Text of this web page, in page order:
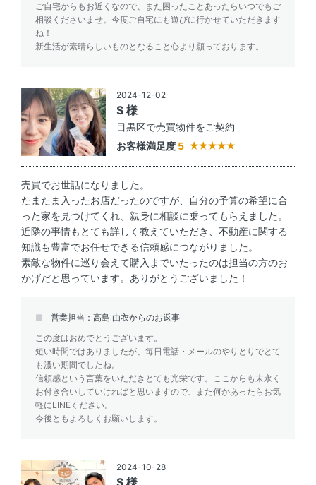
ご自宅からもお近くなので、また困ったことあったらいつでもご
相談くださいませ。今度ご自宅にも遊びに行かせていただきます
ね！
新生活が素晴らしいものとなること心より願っております。
2024-12-02
S 様
目黒区で売買物件をご契約
お客様満足度 5
売買でお世話になりました。
たまたま入ったお店だったのですが、自分の予算の希望に合
った家を見つけてくれ、親身に相談に乗ってもらえました。
近隣の事情もとても詳しく教えていただき、不動産に関する
知識も豊富でお任せできる信頼感につながりました。
素敵な物件に巡り会えて購入までいたったのは担当の方のお
かげだと思っています。ありがとうございました！
営業担当：高島 由衣からのお返事
この度はおめでとうございます。
短い時間ではありましたが、毎日電話・メールのやりとりでとて
も濃い期間でしたね。
信頼感という言葉をいただきとても光栄です。ここからも末永く
お付き合いしていければと思いますので、また何かあったらお気
軽にLINEください。
今後ともよろしくお願いします。
2024-10-28